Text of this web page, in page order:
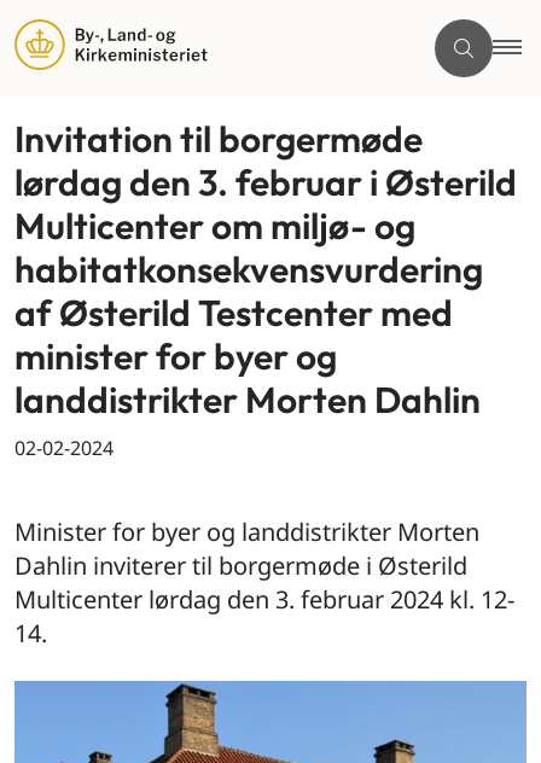
Invitation til borgermøde
lørdag den 3. februar i Østerild
Multicenter om miljø- og
habitatkonsekvensvurdering
af Østerild Testcenter med
minister for byer og
landdistrikter Morten Dahlin
02-02-2024
Minister for byer og landdistrikter Morten
Dahlin inviterer til borgermøde i Østerild
Multicenter lørdag den 3. februar 2024 kl. 12-
14.